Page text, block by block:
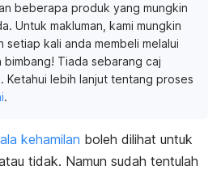
beberapa produk yang mungkin
Untuk makluman, kami mungkin
setiap kali anda membeli melalui
bimbang! Tiada sebarang caj
Ketahui lebih lanjut tentang proses
.
kehamilan boleh dilihat untuk
tidak. Namun sudah tentulah